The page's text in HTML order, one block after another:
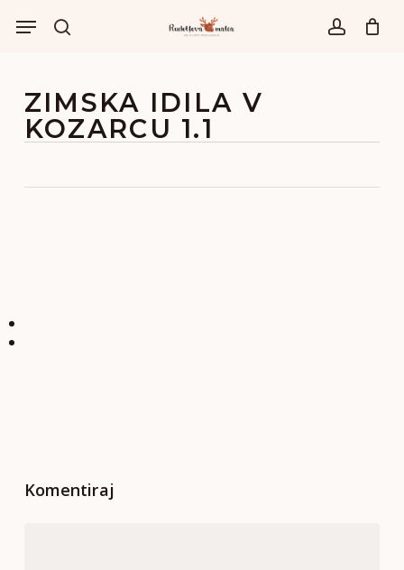
išči account
Menu
ZIMSKA IDILA V
KOZARCU 1.1
Komentiraj